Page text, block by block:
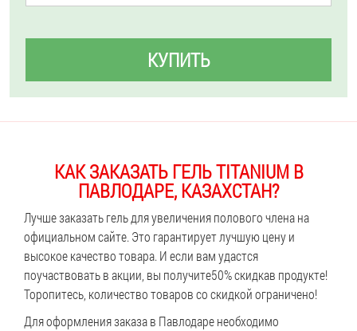
КУПИТЬ
КАК ЗАКАЗАТЬ ГЕЛЬ TITANIUM В
ПАВЛОДАРЕ, КАЗАХСТАН?
Лучше заказать гель для увеличения полового члена на
официальном сайте. Это гарантирует лучшую цену и
высокое качество товара. И если вам удастся
поучаствовать в акции, вы получите50% скидкав продукте!
Торопитесь, количество товаров со скидкой ограничено!
Для оформления заказа в Павлодаре необходимо